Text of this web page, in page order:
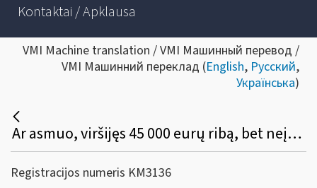
Kontaktai / Apklausa
VMI Machine translation / VMI Машинный перевод /
VMI Машинний переклад (English, Русский,
Українська)
Ar asmuo, viršijęs 45 000 eurų ribą, bet neįsiregistravęs PVM mokėtoju, gali (privalo) apskaitos dokumente išskirti PVM, o pirkėjas turi teisę tokį PVM atskaityti įprasta tvarka?
Registracijos numeris KM3136